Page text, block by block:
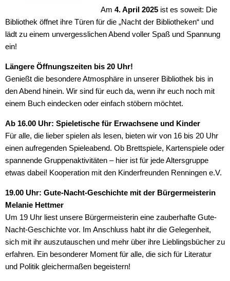
Am 4. April 2025 ist es soweit: Die
Bibliothek öffnet ihre Türen für die „Nacht der Bibliotheken“ und
lädt zu einem unvergesslichen Abend voller Spaß und Spannung
ein!
Längere Öffnungszeiten bis 20 Uhr!
Genießt die besondere Atmosphäre in unserer Bibliothek bis in
den Abend hinein. Wir sind für euch da, wenn ihr euch noch mit
einem Buch eindecken oder einfach stöbern möchtet.
Ab 16.00 Uhr: Spieletische für Erwachsene und Kinder
Für alle, die lieber spielen als lesen, bieten wir von 16 bis 20 Uhr
einen aufregenden Spieleabend. Ob Brettspiele, Kartenspiele oder
spannende Gruppenaktivitäten – hier ist für jede Altersgruppe
etwas dabei! Kooperation mit den Kinderfreunden Renningen e.V.
19.00 Uhr: Gute-Nacht-Geschichte mit der Bürgermeisterin
Melanie Hettmer
Um 19 Uhr liest unsere Bürgermeisterin eine zauberhafte Gute-
Nacht-Geschichte vor. Im Anschluss habt ihr die Gelegenheit,
sich mit ihr auszutauschen und mehr über ihre Lieblingsbücher zu
erfahren. Ein besonderer Moment für alle, die sich für Literatur
und Politik gleichermaßen begeistern!